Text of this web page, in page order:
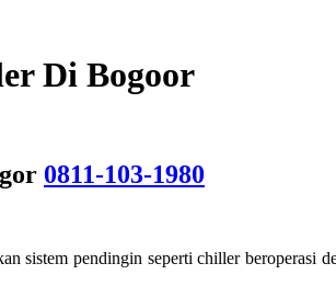
Di Bogoor
0811-103-1980
sistem pendingin seperti chiller beroperasi